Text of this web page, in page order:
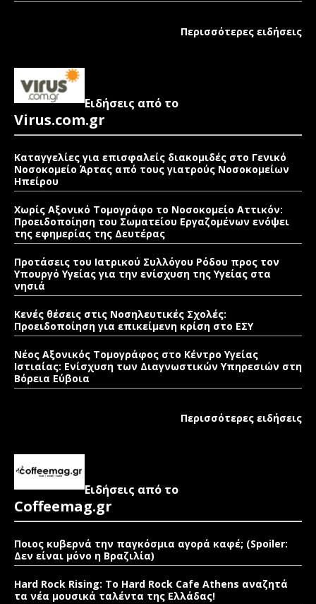
Περισσότερες ειδήσεις
Ειδήσεις από το
Virus.com.gr
Καταγγελίες για επισφαλείς διακομιδές στο Γενικό
Νοσοκομείο Άρτας από τους γιατρούς Νοσοκομείων
Ηπείρου
Χωρίς Αξονικό Τομογράφο το Νοσοκομείο Αττικόν:
Προειδοποίηση του Σωματείου Εργαζομένων ενόψει
της εφημερίας της Δευτέρας
Προτάσεις του Ιατρικού Συλλόγου Ρόδου προς τον
Υπουργό Υγείας για την ενίσχυση της Υγείας στα
νησιά
Κενές θέσεις στις Νοσηλευτικές Σχολές:
Προειδοποίηση για επικείμενη κρίση στο ΕΣΥ
Νέος Αξονικός Τομογράφος στο Κέντρο Υγείας
Ιστιαίας: Ενίσχυση των Διαγνωστικών Υπηρεσιών στη
Βόρεια Εύβοια
Περισσότερες ειδήσεις
Ειδήσεις από το
Coffeemag.gr
Ποιος κυβερνά την παγκόσμια αγορά καφέ; (Spoiler:
Δεν είναι μόνο η Βραζιλία)
Hard Rock Rising: Το Hard Rock Cafe Athens αναζητά
τα νέα μουσικά ταλέντα της Ελλάδας!